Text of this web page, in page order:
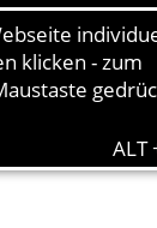
fallen auf
Golfclubs
zur